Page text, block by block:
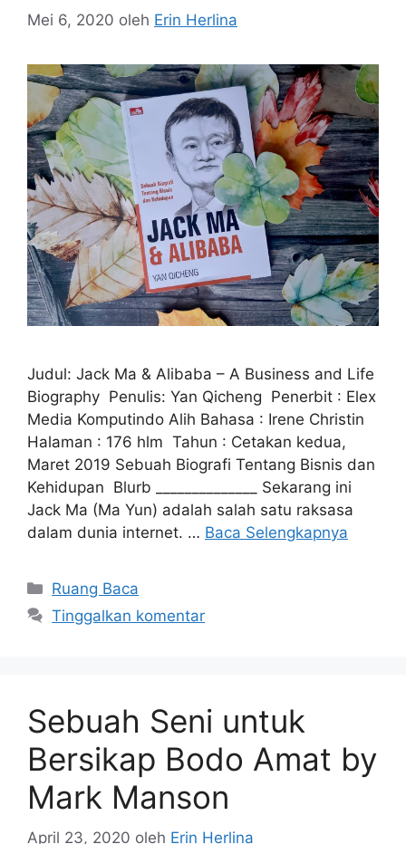
Mei 6, 2020 oleh Erin Herlina
Judul: Jack Ma & Alibaba – A Business and Life
Biography Penulis: Yan Qicheng Penerbit : Elex
Media Komputindo Alih Bahasa : Irene Christin
Halaman : 176 hlm Tahun : Cetakan kedua,
Maret 2019 Sebuah Biografi Tentang Bisnis dan
Kehidupan Blurb ______________ Sekarang ini
Jack Ma (Ma Yun) adalah salah satu raksasa
dalam dunia internet. … Baca Selengkapnya
Kategori
Ruang Baca
Tinggalkan komentar
Sebuah Seni untuk
Bersikap Bodo Amat by
Mark Manson
April 23, 2020 oleh Erin Herlina